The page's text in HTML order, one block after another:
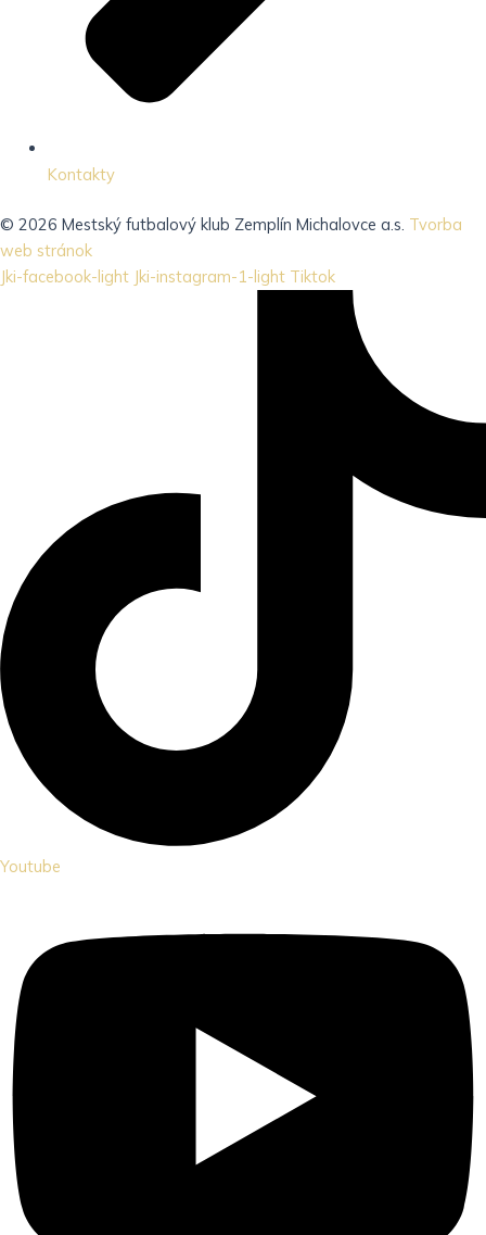
Kontakty
© 2026 Mestský futbalový klub Zemplín Michalovce a.s. Tvorba
web stránok
Jki-facebook-light Jki-instagram-1-light Tiktok
Youtube